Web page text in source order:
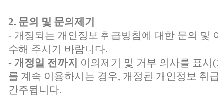
2. 문의 및 문의제기
- 개정되는 개인정보 취급방침에 대한 문의 및
수해 주시기 바랍니다.
- 개정일 전까지 이의제기 및 거부 의사를 표
를 계속 이용하시는 경우, 개정된 개인정보 취
간주됩니다.